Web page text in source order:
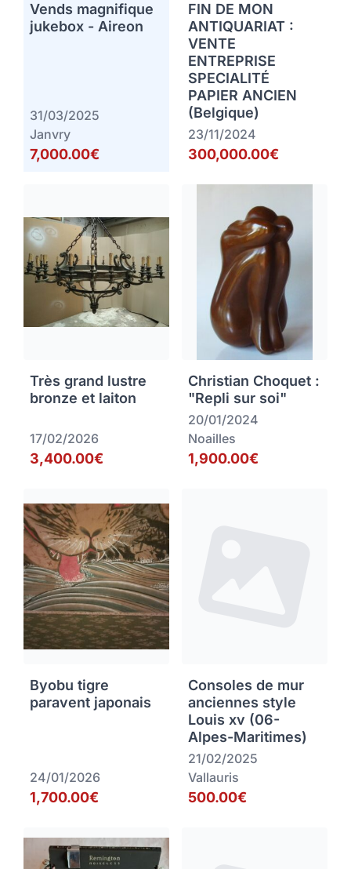
Vends magnifique
jukebox - Aireon
31/03/2025
Janvry
7,000.00€
FIN DE MON
ANTIQUARIAT :
VENTE
ENTREPRISE
SPECIALITÉ
PAPIER ANCIEN
(Belgique)
23/11/2024
300,000.00€
Très grand lustre
bronze et laiton
17/02/2026
3,400.00€
Christian Choquet :
"Repli sur soi"
20/01/2024
Noailles
1,900.00€
Byobu tigre
paravent japonais
24/01/2026
1,700.00€
Consoles de mur
anciennes style
Louis xv (06-
Alpes-Maritimes)
21/02/2025
Vallauris
500.00€